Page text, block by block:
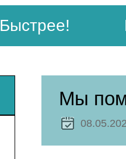
Быстрее!
Мы